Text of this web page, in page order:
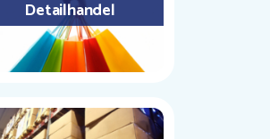
Detailhandel